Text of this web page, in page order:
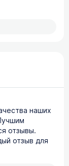
наших
отзывы.
отзыв для